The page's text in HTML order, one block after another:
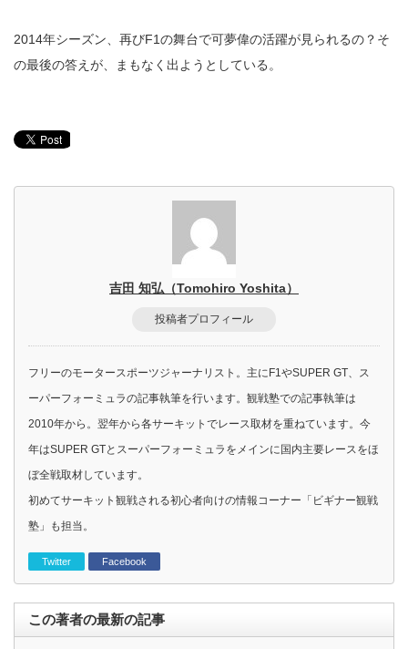
2014年シーズン、再びF1の舞台で可夢偉の活躍が見られるの？そ
の最後の答えが、まもなく出ようとしている。
吉田 知弘（Tomohiro Yoshita）
投稿者プロフィール
フリーのモータースポーツジャーナリスト。主にF1やSUPER GT、ス
ーパーフォーミュラの記事執筆を行います。観戦塾での記事執筆は
2010年から。翌年から各サーキットでレース取材を重ねています。今
年はSUPER GTとスーパーフォーミュラをメインに国内主要レースをほ
ぼ全戦取材しています。
初めてサーキット観戦される初心者向けの情報コーナー「ビギナー観戦
塾」も担当。
Twitter Facebook
この著者の最新の記事